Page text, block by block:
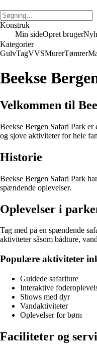
Konstruk
Min sideOpret bruger
Kategorier
GulvTagVVSMurerTømrer
Beekse
Velkommen til
Beekse Bergen Safari Park
og sjove aktiviteter for hele
Historie
Beekse Bergen Safari Park
spændende oplevelser.
Oplevelser i
Tag med på en spændende
aktiviteter såsom bådture,
Populære aktiviteter
Guidede safariture
Interaktive
Shows med dyr
Vandaktiviteter
Oplevelser for børn
Faciliteter og